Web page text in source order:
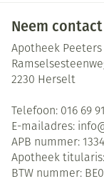
Neem
Apotheek Peeters
2230 Herselt
Telefoon: 016 69
E-mailadres:
APB nummer:
Apotheek titularis:
BTW nummer: